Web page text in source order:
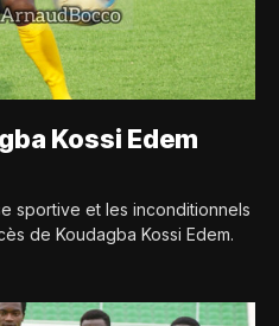
Kossi Edem
sportive et les inconditionnels
de Koudagba Kossi Edem.